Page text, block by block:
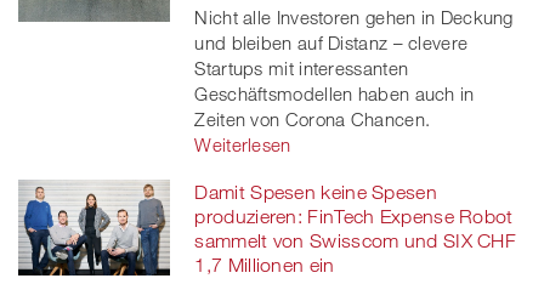
Nicht alle Investoren gehen in Deckung
und bleiben auf Distanz – clevere
Startups mit interessanten
Geschäftsmodellen haben auch in
Zeiten von Corona Chancen.
Weiterlesen
Damit Spesen keine Spesen
produzieren: FinTech Expense Robot
sammelt von Swisscom und SIX CHF
1,7 Millionen ein